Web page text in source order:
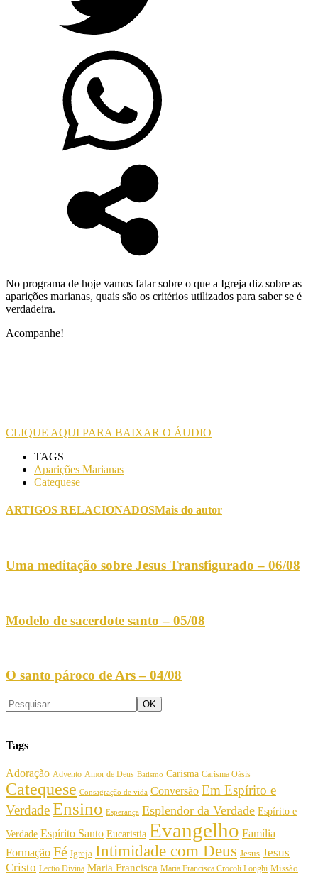
No programa de hoje vamos falar sobre o que a Igreja diz sobre as
aparições marianas, quais são os critérios utilizados para saber se é
verdadeira.
Acompanhe!
CLIQUE AQUI PARA BAIXAR O ÁUDIO
TAGS
Aparições Marianas
Catequese
ARTIGOS RELACIONADOSMais do autor
Uma meditação sobre Jesus Transfigurado – 06/08
Modelo de sacerdote santo – 05/08
O santo pároco de Ars – 04/08
Tags
Adoração Advento Amor de Deus Batismo Carisma Carisma Oásis
Catequese Consagração de vida Conversão Em Espírito e
VerdadeEnsino Esperança Esplendor da Verdade Espírito e
Verdade Espírito Santo Eucaristia Evangelho Família
Formação Fé Igreja Intimidade com Deus Jesus Jesus
Cristo Lectio Divina Maria Francisca Maria Francisca Crocoli Longhi Missão